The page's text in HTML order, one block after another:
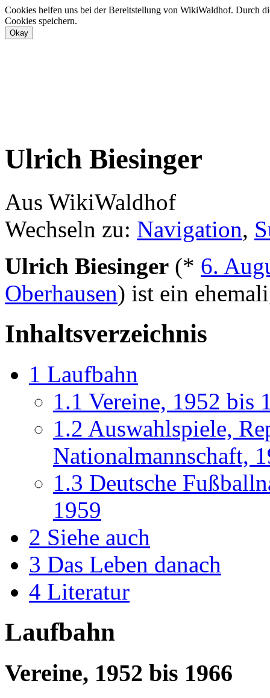
Cookies helfen uns bei der Bereitstellung von WikiWaldhof. Durch
Cookies speichern.
Ulrich Biesinger
Aus WikiWaldhof
Wechseln zu: Navigation,
Ulrich Biesinger (* 6.
Oberhausen) ist ein
Inhaltsverzeichnis
1 Laufbahn
1.1 Vereine, 1952 bis
1.2 Auswahlspiele,
Nationalmannschaft,
1.3 Deutsche
1959
2 Siehe auch
3 Das Leben danach
4 Literatur
Laufbahn
Vereine, 1952 bis 1966